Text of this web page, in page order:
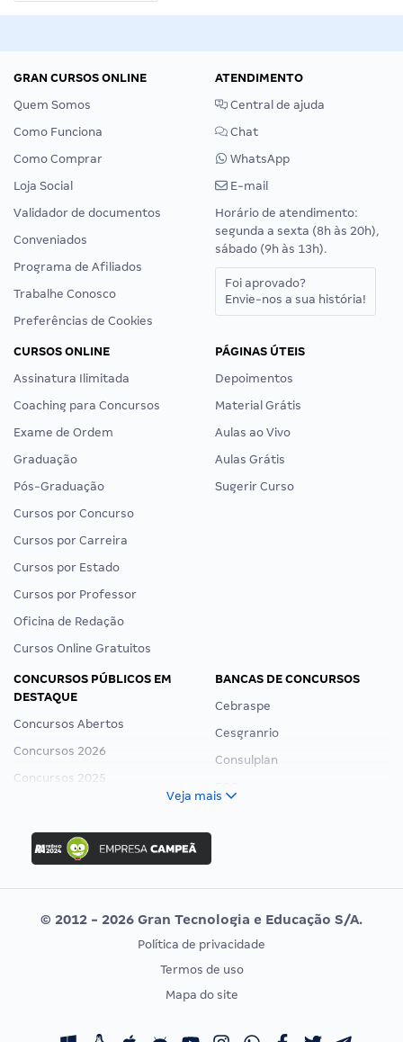
GRAN CURSOS ONLINE
Quem Somos
Como Funciona
Como Comprar
Loja Social
Validador de documentos
Conveniados
Programa de Afiliados
Trabalhe Conosco
Preferências de Cookies
ATENDIMENTO
Central de ajuda
Chat
WhatsApp
E-mail
Horário de atendimento:
segunda a sexta (8h às 20h),
sábado (9h às 13h).
Foi aprovado?
Envie-nos a sua história!
CURSOS ONLINE
Assinatura Ilimitada
Coaching para Concursos
Exame de Ordem
Graduação
Pós-Graduação
Cursos por Concurso
Cursos por Carreira
Cursos por Estado
Cursos por Professor
Oficina de Redação
Cursos Online Gratuitos
PÁGINAS ÚTEIS
Depoimentos
Material Grátis
Aulas ao Vivo
Aulas Grátis
Sugerir Curso
CONCURSOS PÚBLICOS EM
DESTAQUE
Concursos Abertos
Concursos 2026
Concursos 2025
Concurso Ibama
Concurso MPU
Editais publicados
BANCAS DE CONCURSOS
Cebraspe
Cesgranrio
Consulplan
Vunesp
CONCURSOS POR PROFISSÃO
Concursos Fiscais
EXAME DE ORDEM
Calendário OAB
Veja mais
© 2012 - 2026 Gran Tecnologia e Educação S/A.
Política de privacidade
Termos de uso
Mapa do site